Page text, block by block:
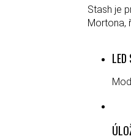
Stash je
Mortona,
LED